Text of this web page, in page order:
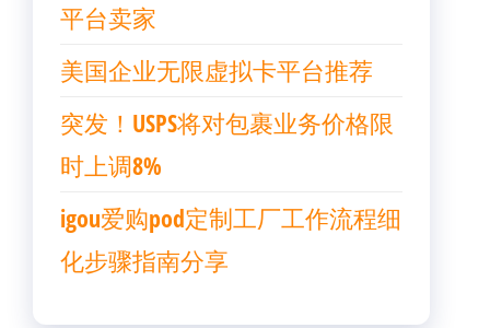
平台卖家
美国企业无限虚拟卡平台推荐
突发！USPS将对包裹业务价格限
时上调8%
igou爱购pod定制工厂工作流程细
化步骤指南分享